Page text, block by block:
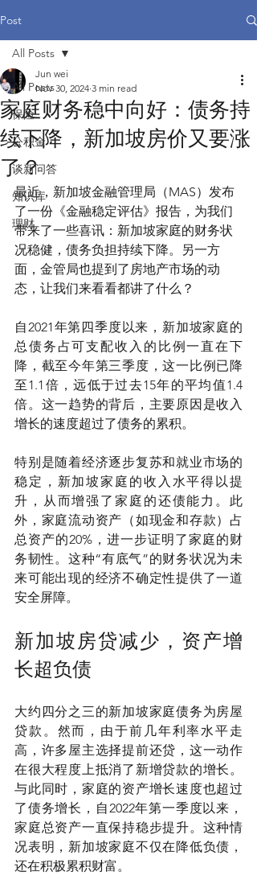
Post
All Posts
保险
公积金
谈新问答
知识库
理财
All Posts
家庭财务稳中向好：债务持
续下降，新加坡房价又要涨
了？
Jun wei
Nov 30, 2024 3 min read
最近，新加坡金融管理局（MAS）发布
了一份《金融稳定评估》报告，为我们
带来了一些喜讯：新加坡家庭的财务状
况稳健，债务负担持续下降。另一方
面，金管局也提到了房地产市场的动
态，让我们来看看都讲了什么？
自2021年第四季度以来，新加坡家庭的
总债务占可支配收入的比例一直在下
降，截至今年第三季度，这一比例已降
至1.1倍，远低于过去15年的平均值1.4
倍。这一趋势的背后，主要原因是收入
增长的速度超过了债务的累积。
特别是随着经济逐步复苏和就业市场的
稳定，新加坡家庭的收入水平得以提
升，从而增强了家庭的还债能力。此
外，家庭流动资产（如现金和存款）占
总资产的20%，进一步证明了家庭的财
务韧性。这种“有底气”的财务状况为未
来可能出现的经济不确定性提供了一道
安全屏障。
新加坡房贷减少，资产增
长超负债
大约四分之三的新加坡家庭债务为房屋
贷款。然而，由于前几年利率水平走
高，许多屋主选择提前还贷，这一动作
在很大程度上抵消了新增贷款的增长。
与此同时，家庭的资产增长速度也超过
了债务增长，自2022年第一季度以来，
家庭总资产一直保持稳步提升。这种情
况表明，新加坡家庭不仅在降低负债，
还在积极累积财富。